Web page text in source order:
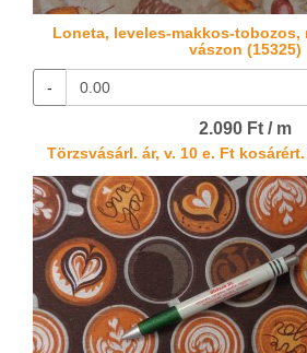
Loneta, leveles-makkos-
vászon (15325)
-
2.090 Ft / m
Törzsvásárl. ár, v. 10 e. Ft